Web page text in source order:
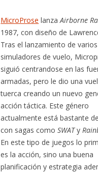
MicroProse lanzaAirborne
1987, con diseño de
Tras el lanzamiento de varios
simuladores de vuelo,
siguió centrandose en las
armadas, pero le dio una
tuerca creando un nuevo
acción táctica. Este género
actualmente está bastante
con sagas comoSWATy
En este tipo de juegos lo
es la acción, sino una buena
planificación y estrategia